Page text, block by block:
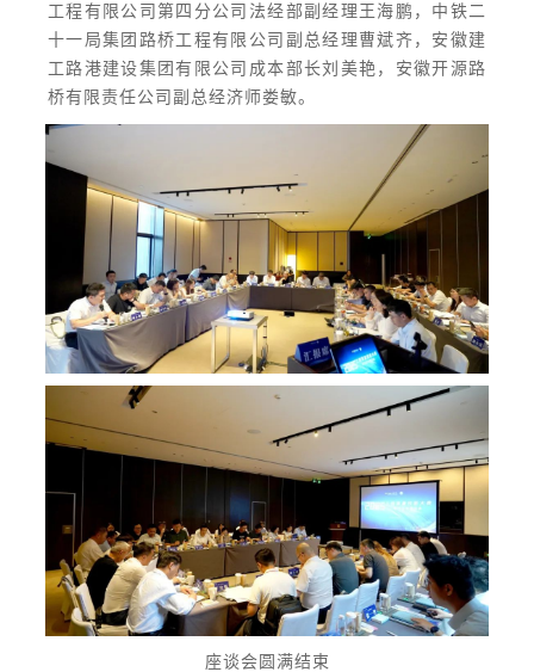
工程有限公司第四分公司法经部副经理王海鹏，中铁二
十一局集团路桥工程有限公司副总经理曹斌齐，安徽建
工路港建设集团有限公司成本部长刘美艳，安徽开源路
桥有限责任公司副总经济师娄敏。
座谈会圆满结束